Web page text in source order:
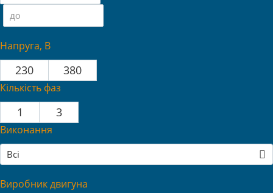
Напруга, В
230 380
Кількість фаз
1 3
Виконання
Всі
Виробник двигуна